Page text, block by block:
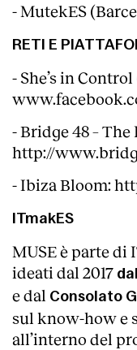
- MutekES
RETI E
- She’s in
- Bridge 48 –
http://
- Ibiza Bloom:
ITmakES
MUSE è parte di
ideati dal 2017
e dal Consolato
sul know-how e
all’interno del